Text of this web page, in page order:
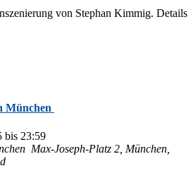
von Ste­phan Kim­mig. De­tails
München
bis 23:59
Max-Jo­seph-Platz 2, Mün­chen,